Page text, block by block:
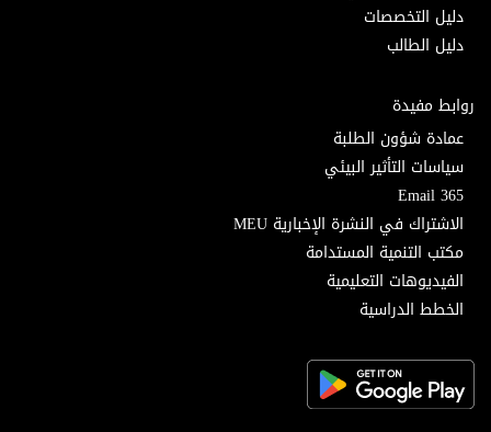
دليل التخصصات
دليل الطالب
روابط مفيدة
عمادة شؤون الطلبة
سياسات التأثير البيئي
Email 365
الاشتراك في النشرة الإخبارية MEU
مكتب التنمية المستدامة
الفيديوهات التعليمية
الخطط الدراسية